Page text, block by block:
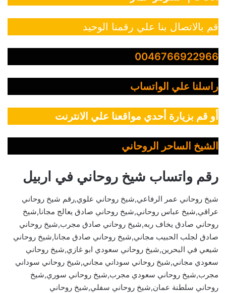
قم بالاتصال بنا علي رقمنا الوحيد
0046766922966
راسلنا علي الواتساب
أو قم بزيارة أحدي مواقعنا علي الانترنت
الشيخ الساحر الروحاني
رقم واتساب شيخ روحاني في اربيل
شيخ روحاني عمر الرفاعي,شيخ روحاني علوي,رقم شيخ روحاني
عراقي,شيخ عباس روحاني,شيخ روحاني صادق يعالج مجانا,شيخ
روحاني صادق يخاف ربه,شيخ روحاني صادق مجرب,شيخ روحاني
صادق لجلب الحبيب مجاني,شيخ روحاني صادق مجانا,شيخ روحاني
شيعي في البحرين,شيخ روحاني سعودي ابو غازي,شيخ روحاني
سعودي مجاني,شيخ روحاني سوداني مجاني,شيخ روحاني سوداني
مجرب,شيخ روحاني سعودي مجرب,شيخ روحاني سوري,شيخ
روحاني سلطنة عمان,شيخ روحاني سفلي,شيخ روحاني